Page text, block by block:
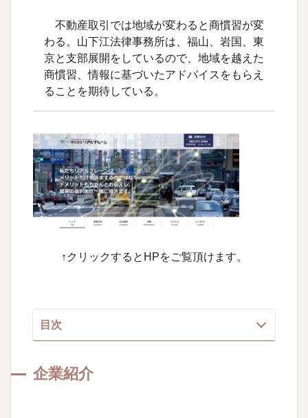
不動産取引では地域が変わると商慣習が変
わる。山下江法律事務所は、福山、岩国、東
京と支部展開をしているので、地域を越えた
商慣習、情報に基づいたアドバイスをもらえ
ることを期待している。
↑クリックするとHPをご覧頂けます。
目次
山下江法律事務所について
企業紹介